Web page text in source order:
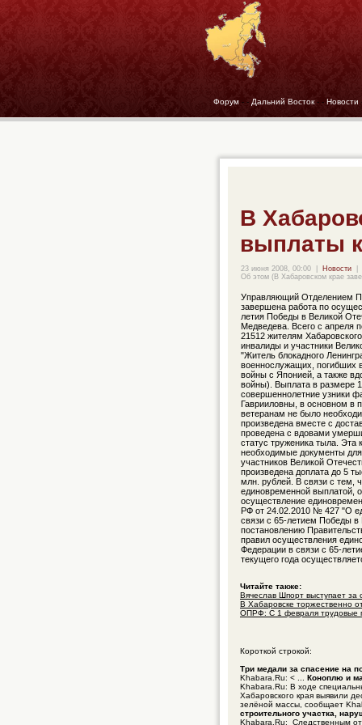
Форум - - Дальний Восток- - Новости
В
выплаты
23 июня 2008, 00:00 Новости
Об этом (В Хабаровском крае
Управляющий Отделением
завершена работа по
летия Победы в Великой
Медведева. Всего с апреля
21512 жителям
инвалиды и участники
"Житель блокадного
военнослужащих, погибших
войны с Японией, а также
войны). Выплата в размере
совершеннолетние узники
Гаврииловны, в основном в
ветеранам не было
произведена вместе с
проведена с вдовами
статус труженика тыла. Эта
необходимые документы
участников Великой
произведена доплата до 5
млн. рублей. В связи с тем,
единовременной выплатой,
осуществление
РФ от 24.02.2010 № 427 "О
связи с 65-летием Победы в
постановлению
правил осуществления
Федерации в связи с 65-
текущего года
Читайте также:
Вячеслав Шпорт выступает
В Хабаровске торжественно
ОПРФ: С 1 февраля трудовые
Короткой строкой:
Три медали за спасение на
Khabara.Ru: < ... Коноплю и
Khabara.Ru: В ходе
Хабаровского края выявили
зелёной массы, сообщает
строительного участка,
Khabara.Ru: Следственным